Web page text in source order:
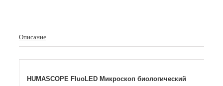
Описание
HUMASCOPE FluoLED Микроскоп биологический